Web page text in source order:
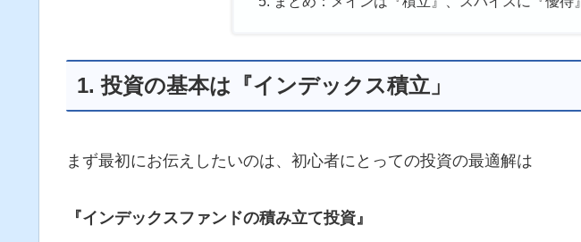
1. 投資の基本は『インデックス積立」
まず最初にお伝えしたいのは、初心者にとっての投資の最適解は
『インデックスファンドの積み立て投資』